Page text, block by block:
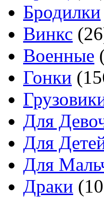
Бродилки
Винкс
Военные
Гонки
Для
Для
Для
Драки